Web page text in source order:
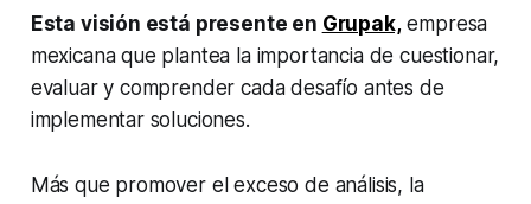
Esta visión está presente en Grupak,empresa
mexicana que plantea la importancia de cuestionar,
evaluar y comprender cada desafío antes de
implementar soluciones.
Más que promover el exceso de análisis, la